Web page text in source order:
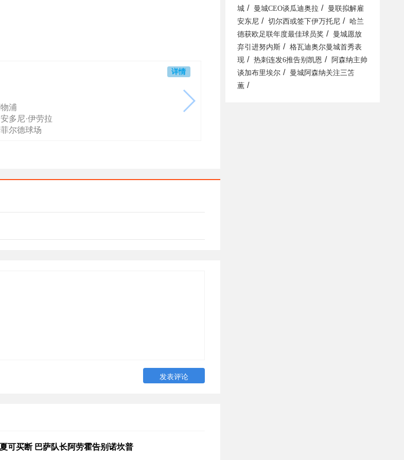
详情
浦
多尼·伊劳拉
尔德球场
可买断 巴萨队长阿劳霍告别诺坎普
城 / 曼城CEO谈瓜迪奥拉 /
曼联拟解雇
安东尼 / 切尔西或签下伊万托尼 /
哈兰
德获欧足联年度最佳球员奖 /
曼城愿放
弃引进努内斯 /
格瓦迪奥尔曼城首秀表
现 / 热刺连发6推告别凯恩 /
阿森纳主帅
谈加布里埃尔 /
曼城阿森纳关注三笘
薫 /